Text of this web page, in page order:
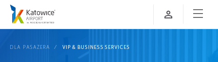
DLA PASAŻERA VIP & BUSINESS SERVICES